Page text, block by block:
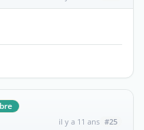
il y a 11 ans #25